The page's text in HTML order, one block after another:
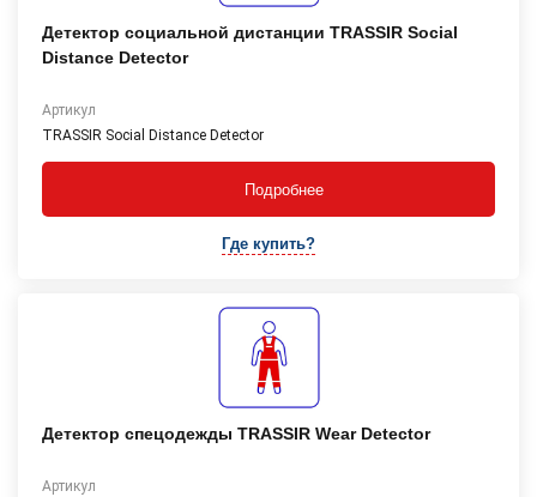
Детектор социальной дистанции TRASSIR Social
Distance Detector
Артикул
TRASSIR Social Distance Detector
Подробнее
Где купить?
Детектор спецодежды TRASSIR Wear Detector
Артикул